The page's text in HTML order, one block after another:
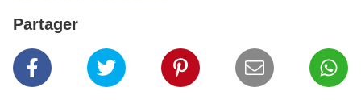
Partager